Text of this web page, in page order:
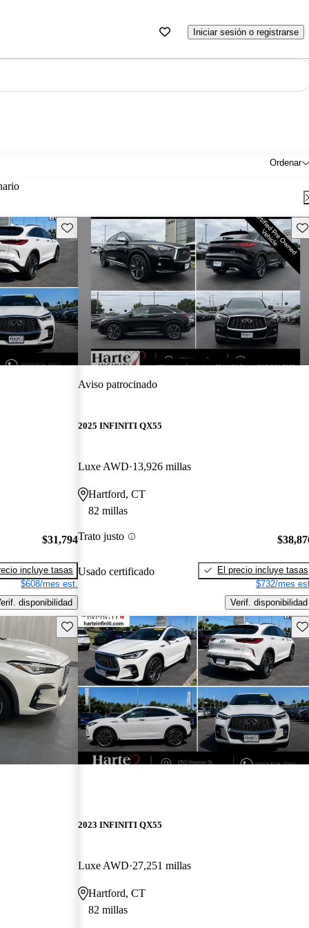
Iniciar sesión o registrarse
Ordenar
Guarda este Aviso
$31,794
incluye tasas
$608/mes est.
disponibilidad
Aviso patrocinado
2025 INFINITI QX55
Luxe AWD 13,926 millas
Hartford, CT
82 millas
Trato justo
Usado certificado
El precio incluye tasas
$732/mes
Verif. disponibilidad
Guarda este Aviso
2023 INFINITI QX55
Luxe AWD 27,251 millas
Hartford, CT
82 millas